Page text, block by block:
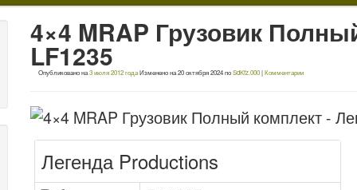
4×4 MRAP Грузовик
LF1235
Опубликовано на3 июля 2012 годаИзменено на20 октября 2024поSdKfz.000|Комментарии
Легенда Productions